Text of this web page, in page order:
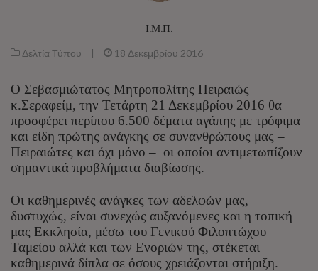
Ι.Μ.Π.
Δελτία Τύπου | 18 Δεκεμβρίου 2016
O Σεβασμιώτατος Μητροπολίτης Πειραιώς
κ.Σεραφείμ, την Τετάρτη 21 Δεκεμβρίου 2016 θα
προσφέρει περίπου 6.500 δέματα αγάπης με τρόφιμα
και είδη πρώτης ανάγκης σε συνανθρώπους μας –
Πειραιώτες και όχι μόνο – οι οποίοι αντιμετωπίζουν
σημαντικά προβλήματα διαβίωσης.
Οι καθημερινές ανάγκες των αδελφών μας,
δυστυχώς, είναι συνεχώς αυξανόμενες και η τοπική
μας Εκκλησία, μέσω του Γενικού Φιλοπτώχου
Ταμείου αλλά και των Ενοριών της, στέκεται
καθημερινά δίπλα σε όσους χρειάζονται στήριξη.